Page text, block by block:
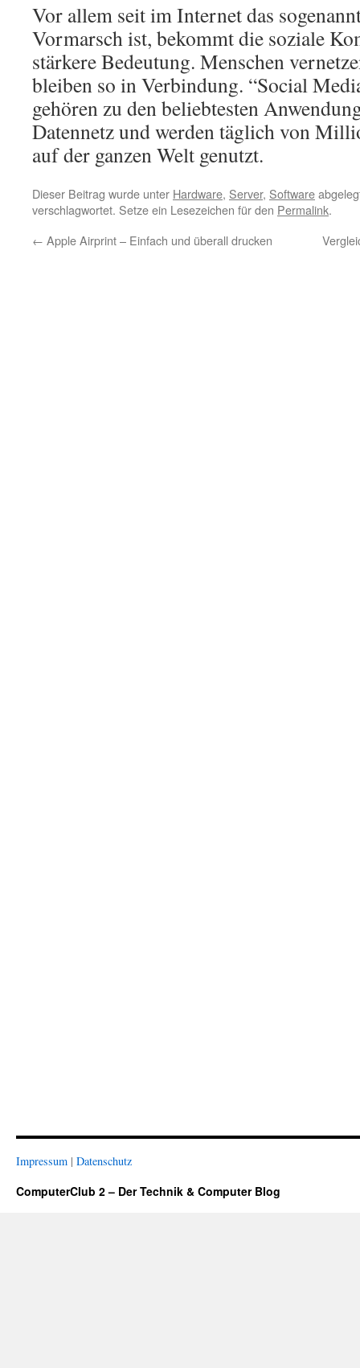
Vor allem seit im Internet das
Vormarsch ist, bekommt die soziale
stärkere Bedeutung. Menschen
bleiben so in Verbindung. “Social
gehören zu den beliebtesten
Datennetz und werden täglich von
auf der ganzen Welt genutzt.
Dieser Beitrag wurde unter Hardware, Server, Software
verschlagwortet. Setze ein Lesezeichen für den Permalink.
← Apple Airprint – Einfach und überall drucken
Impressum | Datenschutz
ComputerClub 2 – Der Technik & Computer Blog